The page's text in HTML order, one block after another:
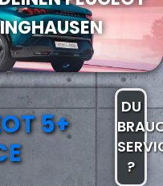
5+
DU
?